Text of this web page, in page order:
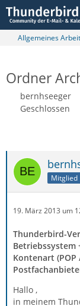
Allgemeines
Ordner
bernhseeger
Geschlossen
Mitglied
19. März 2013 um
Thunderbird-
Betriebssystem
Kontenart (POP
Hallo ,
in meinem